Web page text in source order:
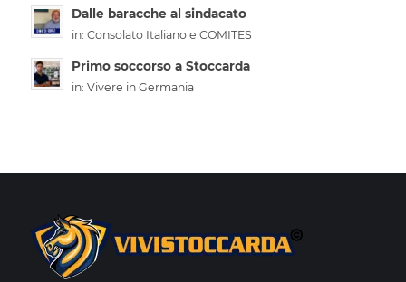
Dalle baracche al sindacato
in: Consolato Italiano e COMITES
Primo soccorso a Stoccarda
in: Vivere in Germania